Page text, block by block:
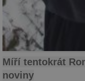
Míří tentokrát
noviny